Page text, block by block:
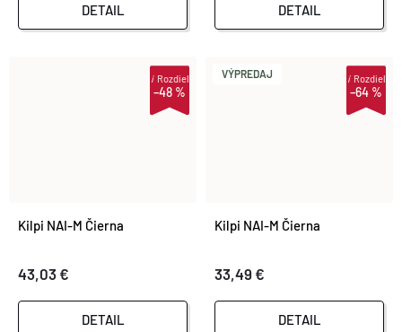
DETAIL DETAIL
–48 %
iRozdiel
Kilpi NAI-M Čierna
43,03 €
DETAIL
VÝPREDAJ
–64 %
iRozdiel
Kilpi NAI-M Čierna
33,49 €
DETAIL